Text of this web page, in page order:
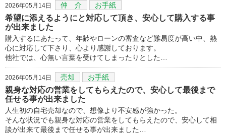
2026年05月14日 仲 介 お手紙
希望に添えるようにと対応して頂き、安心して購入する事
が出来ました
購入するにあたって、年齢やローンの審査など難易度が高い中、熱
心に対応して下さり、心より感謝しております。
他社では、心無い言葉を受けてしまったりとした…
2026年05月14日 売却 お手紙
親身な対応の営業をしてもらえたので、安心して最後まで
任せる事が出来ました
人生初の自宅売却なので、想像より不安感が強かった。
そんな状況でも親身な対応の営業をしてもらえたので、安心して相
談が出来て最後まで任せる事が出来ました…